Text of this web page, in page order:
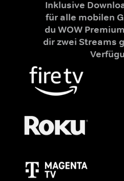
Inklusive
für alle mobilen
du WOW
dir zwei Streams